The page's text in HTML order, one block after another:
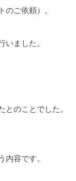
ご依頼）。
ました。
のことでした。
容です。